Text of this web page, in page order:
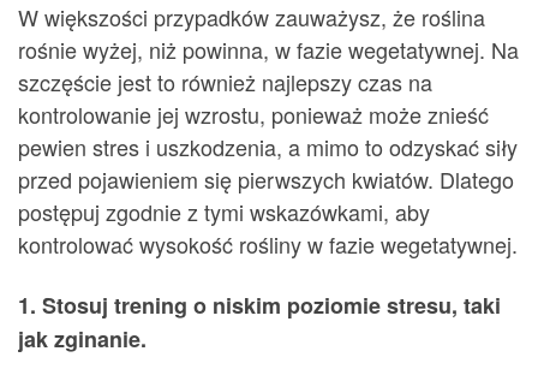
W większości przypadków zauważysz, że roślina
rośnie wyżej, niż powinna, w fazie wegetatywnej. Na
szczęście jest to również najlepszy czas na
kontrolowanie jej wzrostu, ponieważ może znieść
pewien stres i uszkodzenia, a mimo to odzyskać siły
przed pojawieniem się pierwszych kwiatów. Dlatego
postępuj zgodnie z tymi wskazówkami, aby
kontrolować wysokość rośliny w fazie wegetatywnej.
1. Stosuj trening o niskim poziomie stresu, taki
jak zginanie.